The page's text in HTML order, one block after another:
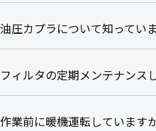
油圧カプラについて知ってい
フィルタの定期メンテナンス
作業前に暖機運転しています